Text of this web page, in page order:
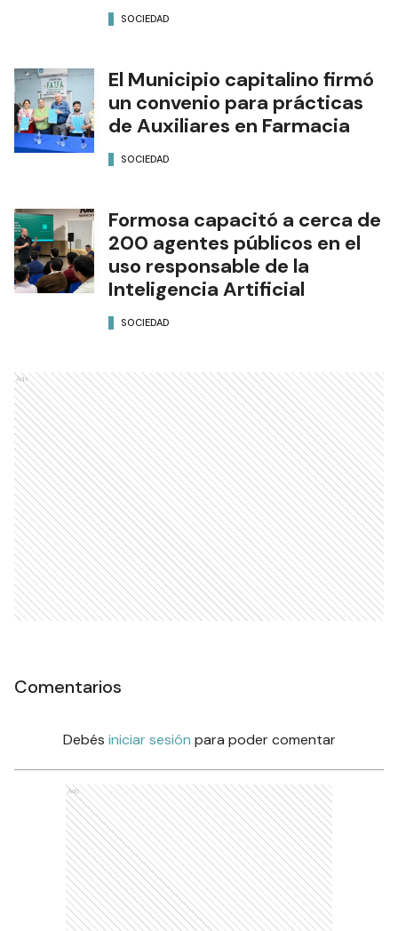
SOCIEDAD
El Municipio capitalino firmó
un convenio para prácticas
de Auxiliares en Farmacia
SOCIEDAD
Formosa capacitó a cerca de
200 agentes públicos en el
uso responsable de la
Inteligencia Artificial
SOCIEDAD
Ads
Comentarios
Debés iniciar sesión para poder comentar
Ads